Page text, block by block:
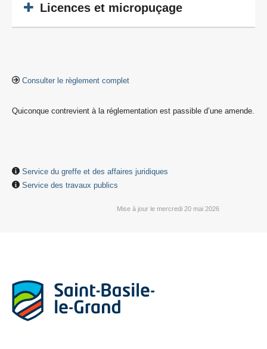
Licences et micropuçage
Consulter le règlement complet
Quiconque contrevient à la réglementation est passible d’une amende.
Service du greffe et des affaires juridiques
Service des travaux publics
Mise à jour le mercredi 20 mai 2026